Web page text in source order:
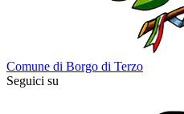
Comune di Borgo di Terzo
Seguici su